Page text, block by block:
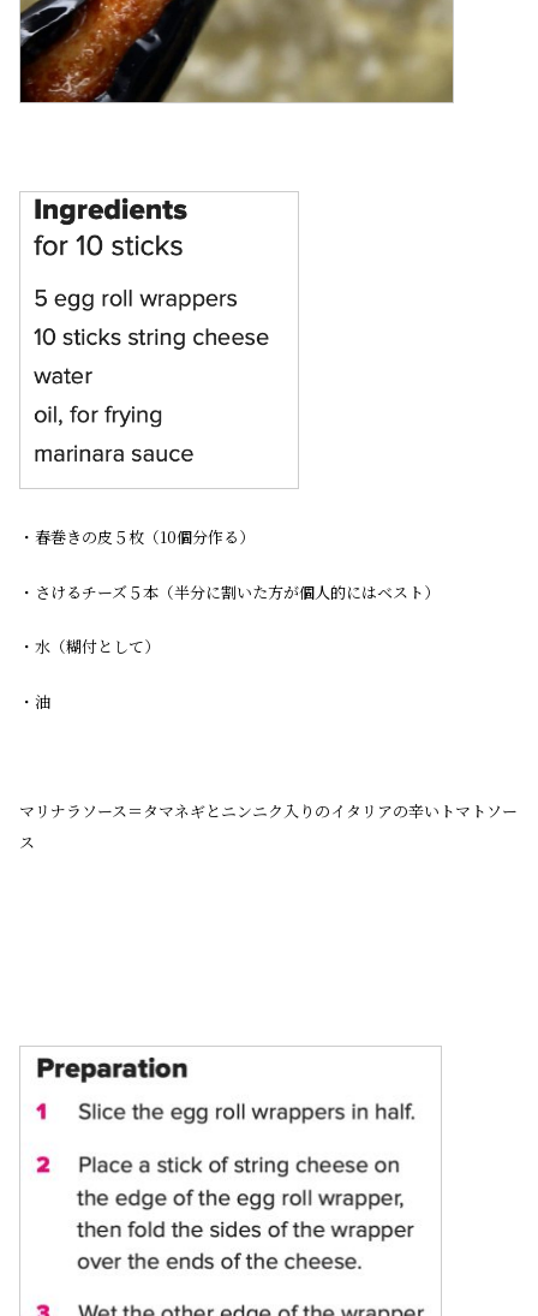
・春巻きの皮５枚（10個分作る）
・さけるチーズ５本（半分に割いた方が個人的にはベスト）
・水（糊付として）
・油
マリナラソース＝タマネギとニンニク入りのイタリアの辛いトマトソー
ス